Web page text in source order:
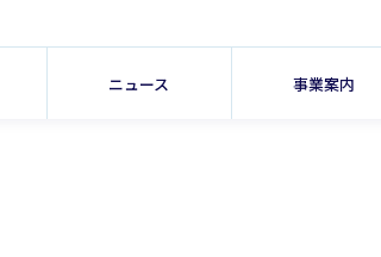
ニュース 事業案内